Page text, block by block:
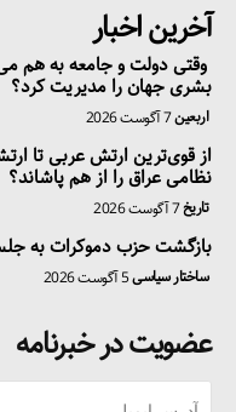
آخرین اخبار
وقتی دولت و جامعه به هم
بشری جهان را مدیریت کرد؟
اربعین7 آگوست 2026
از قوی‌ترین ارتش عربی تا
نظامی عراق را از هم پاشاند؟
تاریخ7 آگوست 2026
بازگشت حزب دموکرات به
ساختار سیاسی5 آگوست 2026
عضویت در خبرنامه